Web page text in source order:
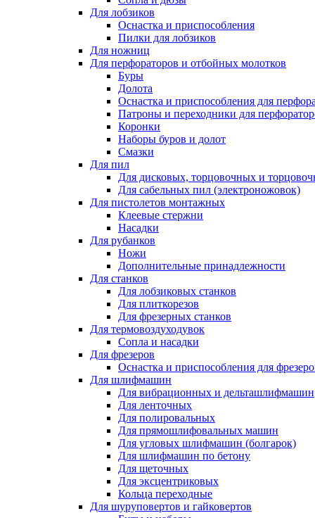
Для лобзиков
Оснастка и приспособления
Пилки для лобзиков
Для ножниц
Для перфораторов и отбойных молотков
Буры
Долота
Оснастка и приспособления для
Патроны и переходники для
Коронки
Наборы буров и долот
Смазки
Для пил
Для дисковых, торцовочных и
Для сабельных пил (электроножовок)
Для пистолетов монтажных
Клеевые стержни
Насадки
Для рубанков
Ножи
Дополнительные принадлежности
Для станков
Для лобзиковых станков
Для плиткорезов
Для фрезерных станков
Для термовоздуходувок
Сопла и насадки
Для фрезеров
Оснастка и приспособления для
Для шлифмашин
Для вибрационных и дельташлифмашин
Для ленточных
Для полировальных
Для прямошлифовальных машин
Для угловых шлифмашин (болгарок)
Для шлифмашин по бетону
Для щеточных
Для эксцентриковых
Кольца переходные
Для шуруповертов и гайковертов